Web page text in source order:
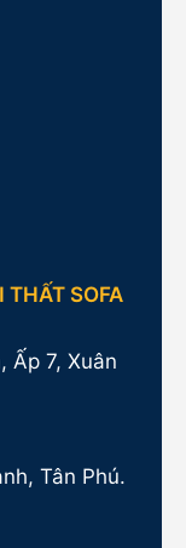
THẤT SOFA
Ấp 7, Xuân
Tân Phú.